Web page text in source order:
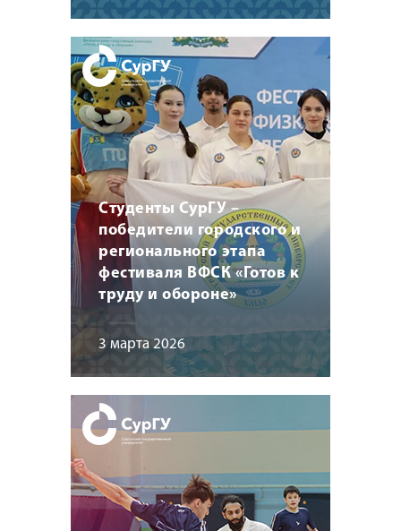
Студенты СурГУ –
победители городского и
регионального этапа
фестиваля ВФСК «Готов к
труду и обороне»
3 марта 2026